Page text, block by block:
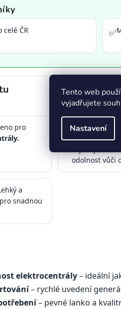
Tento web
vyjadřujete
Nastavení
celé ČR ✅
pro
✅Odolná
kvalitních
odolnost vůči
a
snadnou
elektrocentrály– ideální
– rychlé uvedení
– pevné lanko a